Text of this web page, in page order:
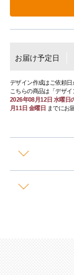
お届け予定日
デザイン作成はご依頼日
こちらの商品は「デザイ
2026年08月12日 水曜日
月11日 金曜日 までにお